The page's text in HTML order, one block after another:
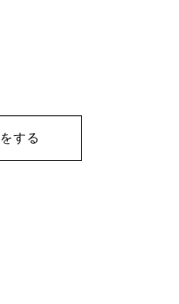
する